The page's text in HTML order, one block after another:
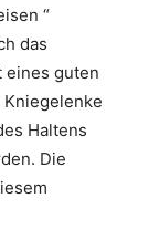
“
das
eines guten
Haltens
Die